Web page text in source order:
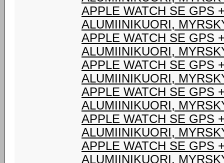
APPLE WATCH SE GPS
ALUMIINIKUORI,
APPLE WATCH SE GPS
ALUMIINIKUORI,
APPLE WATCH SE GPS
ALUMIINIKUORI,
APPLE WATCH SE GPS
ALUMIINIKUORI,
APPLE WATCH SE GPS
ALUMIINIKUORI,
APPLE WATCH SE GPS
ALUMIINIKUORI,